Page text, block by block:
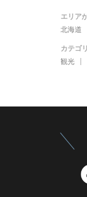
エリア
北海道
カテゴ
観光